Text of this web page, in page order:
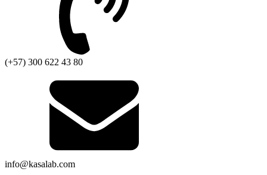
(+57) 300 622 43 80
info@kasalab.com